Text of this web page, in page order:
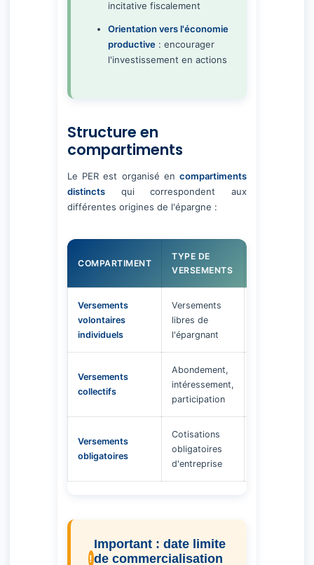
incitative fiscalement
Orientation vers l'économie
productive: encourager
l'investissement en actions
Structure en
compartiments
Le PER est organisé en compartiments
distincts qui correspondent aux
différentes origines de l'épargne :
COMPARTIMENT
TYPE DE
VERSEMENTS
Versements
volontaires
individuels
Versements
libres de
l'épargnant
Versements
collectifs
Abondement,
intéressement,
participation
Versements
obligatoires
Cotisations
obligatoires
d'entreprise
Important : date limite
de commercialisation